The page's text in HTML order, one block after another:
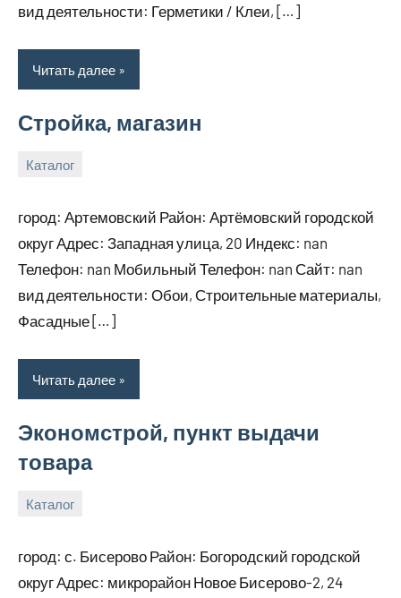
вид деятельности: Герметики / Клеи, […]
Читать далее
Стройка, магазин
Каталог
2024
город: Артемовский Район: Артёмовский городской
округ Адрес: Западная улица, 20 Индекс: nan
Телефон: nan Мобильный Телефон: nan Сайт: nan
вид деятельности: Обои, Строительные материалы,
Фасадные […]
Читать далее
Экономстрой, пункт выдачи
товара
Каталог
2024
город: с. Бисерово Район: Богородский городской
округ Адрес: микрорайон Новое Бисерово-2, 24